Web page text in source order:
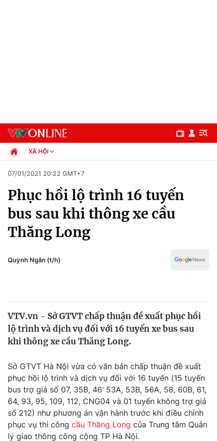
Chuyên mục
Chính trị
Thế giới
Thế giới đó đây
Câu chuyện quốc tế
Kinh tế
Tài chính
Thị trường
Góc doanh nghiệp
Dữ liệu và đời sống
Truyền hình
Phim VTV
XÃ HỘI
Xã hội
Pháp luật
Thể thao
Truyền hình
Văn hóa - Giải trí
Đời sống
07/01/2021 20:22 GMT+7
Phục hồi lộ trình 16 tuyến
bus sau khi thông xe cầu
Thăng Long
Quỳnh Ngân (t/h)
VTV.vn - Sở GTVT chấp thuận đề xuất phục hồi
lộ trình và dịch vụ đối với 16 tuyến xe bus sau
khi thông xe cầu Thăng Long.
Sở GTVT Hà Nội vừa có văn bản chấp thuận đề xuất
phục hồi lộ trình và dịch vụ đối với 16 tuyến (15 tuyến
bus trợ giá số 07, 35B, 46’ 53A, 53B, 56A, 58, 60B, 61,
64, 93, 95, 109, 112, CNG04 và 01 tuyến không trợ giá
số 212) như phương án vận hành trước khi điều chỉnh
phục vụ thi công cầu Thăng Long của Trung tâm Quản
lý giao thông công cộng TP Hà Nội.